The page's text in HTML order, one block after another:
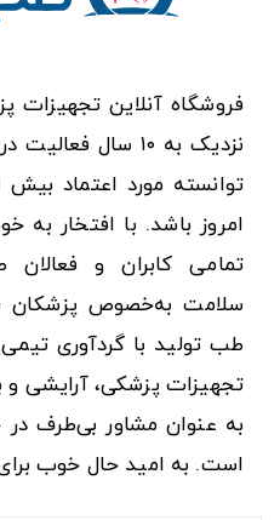
فروشگاه آنلاین تجهیزات
نزدیک به ۱۰ سال
امروز باشد. با افتخار به
تمامی کابران و
سلامت به‌خصوص پزشکان
طب تولید با گردآوری
تجهیزات پزشکی، آرایشی
به عنوان مشاور بی‌طرف در
است. به امید حال خوب